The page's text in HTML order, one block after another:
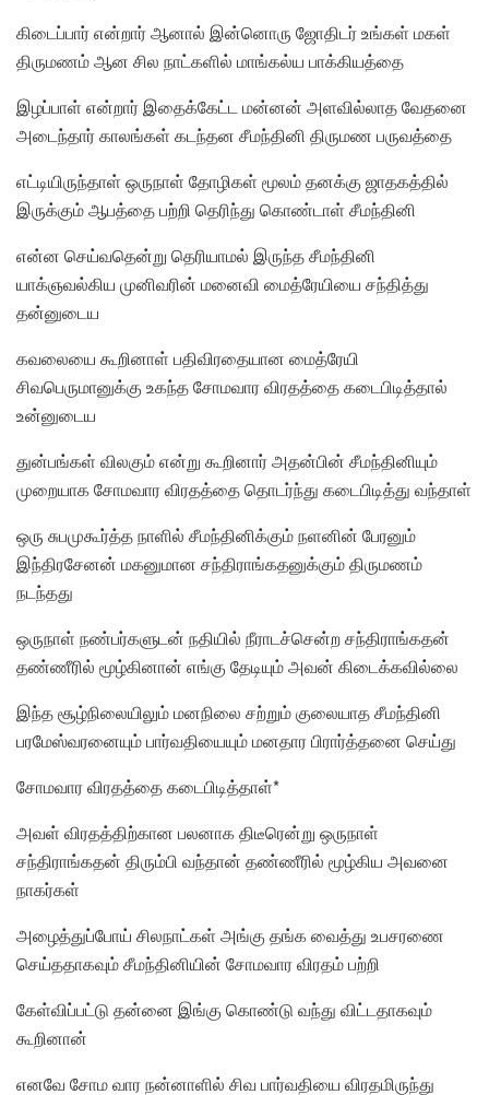
கிடைப்பார் என்றார் ஆனால் இன்னொரு ஜோதிடர் உங்கள் மகள்
திருமணம் ஆன சில நாட்களில் மாங்கல்ய பாக்கியத்தை
இழப்பாள் என்றார் இதைக்கேட்ட மன்னன் அளவில்லாத வேதனை
அடைந்தார் காலங்கள் கடந்தன சீமந்தினி திருமண பருவத்தை
எட்டியிருந்தாள் ஒருநாள் தோழிகள் மூலம் தனக்கு ஜாதகத்தில்
இருக்கும் ஆபத்தை பற்றி தெரிந்து கொண்டாள் சீமந்தினி
என்ன செய்வதென்று தெரியாமல் இருந்த சீமந்தினி
யாக்ஞவல்கிய முனிவரின் மனைவி மைத்ரேயியை சந்தித்து
தன்னுடைய
கவலையை கூறினாள் பதிவிரதையான மைத்ரேயி
சிவபெருமானுக்கு உகந்த சோமவார விரதத்தை கடைபிடித்தால்
உன்னுடைய
துன்பங்கள் விலகும் என்று கூறினார் அதன்பின் சீமந்தினியும்
முறையாக சோமவார விரதத்தை தொடர்ந்து கடைபிடித்து வந்தாள்
ஒரு சுபமுகூர்த்த நாளில் சீமந்தினிக்கும் நளனின் பேரனும்
இந்திரசேனன் மகனுமான சந்திராங்கதனுக்கும் திருமணம்
நடந்தது
ஒருநாள் நண்பர்களுடன் நதியில் நீராடச்சென்ற சந்திராங்கதன்
தண்ணீரில் மூழ்கினான் எங்கு தேடியும் அவன் கிடைக்கவில்லை
இந்த சூழ்நிலையிலும் மனநிலை சற்றும் குலையாத சீமந்தினி
பரமேஸ்வரனையும் பார்வதியையும் மனதார பிரார்த்தனை செய்து
சோமவார விரதத்தை கடைபிடித்தாள்*
அவள் விரதத்திற்கான பலனாக திடீரென்று ஒருநாள்
சந்திராங்கதன் திரும்பி வந்தான் தண்ணீரில் மூழ்கிய அவனை
நாகர்கள்
அழைத்துப்போய் சிலநாட்கள் அங்கு தங்க வைத்து உபசரணை
செய்ததாகவும் சீமந்தினியின் சோமவார விரதம் பற்றி
கேள்விப்பட்டு தன்னை இங்கு கொண்டு வந்து விட்டதாகவும்
கூறினான்
எனவே சோம வார நன்னாளில் சிவ பார்வதியை விரதமிருந்து